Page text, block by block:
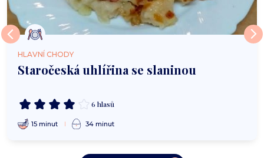
HLAVNÍ CHODY
Staročeská uhlířina se slaninou
6 hlasů
15 minut 34 minut